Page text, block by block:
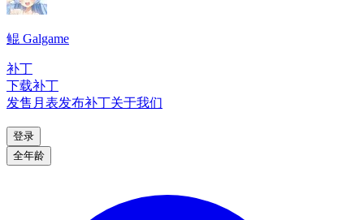
鲲 Galgame
补丁
下载补丁
发售月表发布补丁关于我们
登录
全年龄